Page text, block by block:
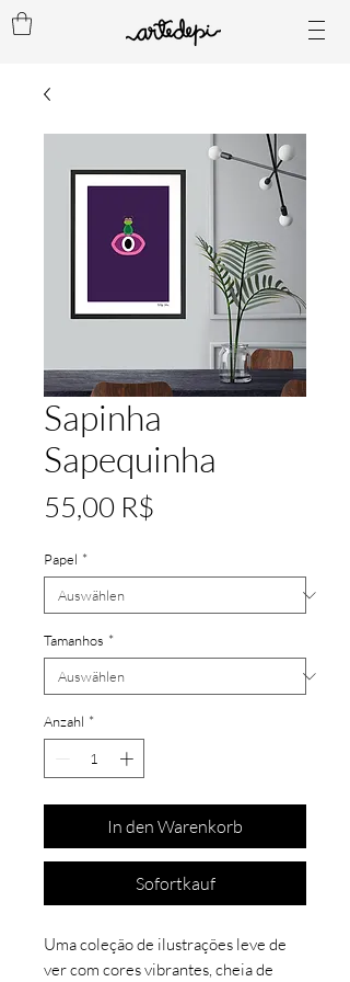
Sapinha
Sapequinha
55,00 R$
Papel *
Tamanhos *
Anzahl *
In den Warenkorb
Sofortkauf
Uma coleção de ilustrações leve de
ver com cores vibrantes, cheia de